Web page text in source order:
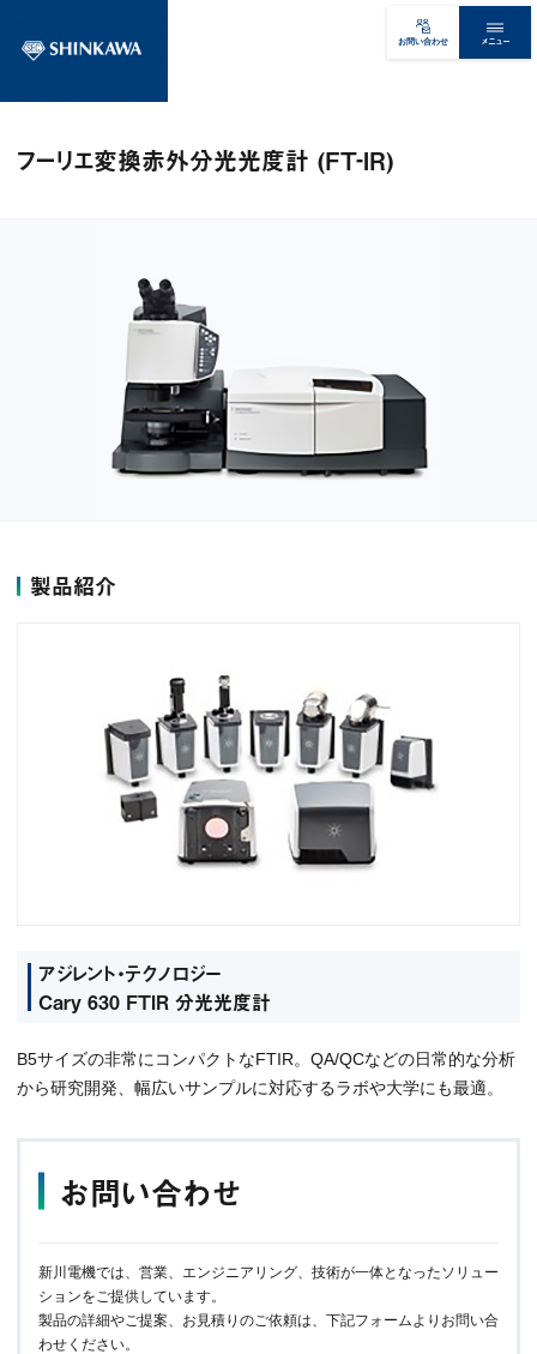
お問い合わせ メニュー
フーリエ変換赤外分光光度計 (FT‐IR)
製品紹介
アジレント・テクノロジー
Cary 630 FTIR 分光光度計
B5サイズの非常にコンパクトなFTIR。QA/QCなどの日常的な分析
から研究開発、幅広いサンプルに対応するラボや大学にも最適。
お問い合わせ
新川電機では、営業、エンジニアリング、技術が一体となったソリュー
ションをご提供しています。
製品の詳細やご提案、お見積りのご依頼は、下記フォームよりお問い合
わせください。